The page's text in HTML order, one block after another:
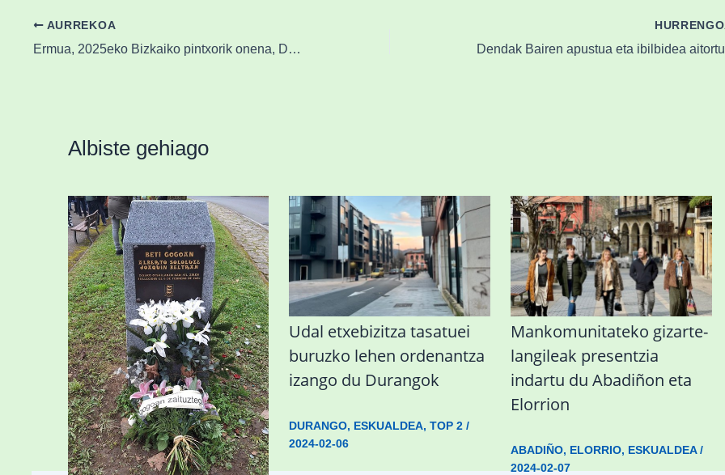
AURREKOA
Ermua, 2025eko Bizkaiko pintxorik onena, Durango bigarren eta Zornotza hirugarren
Albiste gehiago
«Azkenengo 40 urteetan
Zaldibar jo zuen
ingurumen-
hondamendirik larriena»
ESKUALDEA,ZALDIBAR/2024-02-
06
Udal etxebizitza tasatuei
buruzko lehen ordenantza
izango du Durangok
DURANGO, ESKUALDEA,TOP 2 /
2024-02-06
Mankomunitateko gizarte-
langileak presentzia
indartu du Abadiñon eta
Elorrion
ABADIÑO, ELORRIO, ESKUALDEA/
2024-02-07